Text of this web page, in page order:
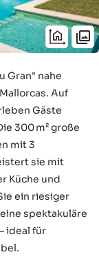
Gran" nahe
Auf
Gäste
300 m² große
mit 3
sie mit
Küche und
ein riesiger
spektakuläre
ideal für